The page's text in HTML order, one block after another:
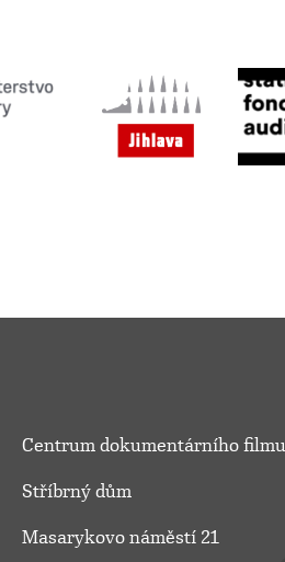
Centrum dokumentárního filmu
Stříbrný dům
Masarykovo náměstí 21